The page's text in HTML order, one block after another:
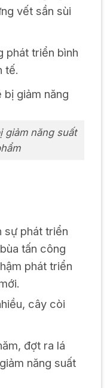
vết sần sùi
phát triển bình
tế.
giảm năng suất
sự phát triển
tấn công
phát triển
cây còi
đợt ra lá
năng suất